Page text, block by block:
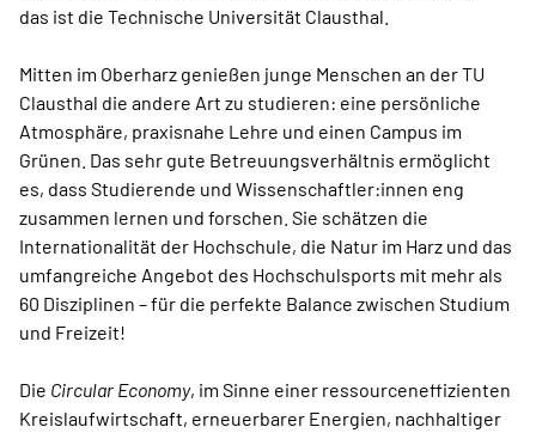
das ist die Technische Universität Clausthal.
Mitten im Oberharz genießen junge Menschen an der TU
Clausthal die andere Art zu studieren: eine persönliche
Atmosphäre, praxisnahe Lehre und einen Campus im
Grünen. Das sehr gute Betreuungsverhältnis ermöglicht
es, dass Studierende und Wissenschaftler:innen eng
zusammen lernen und forschen. Sie schätzen die
Internationalität der Hochschule, die Natur im Harz und das
umfangreiche Angebot des Hochschulsports mit mehr als
60 Disziplinen – für die perfekte Balance zwischen Studium
und Freizeit!
Die Circular Economy, im Sinne einer ressourceneffizienten
Kreislaufwirtschaft, erneuerbarer Energien, nachhaltiger